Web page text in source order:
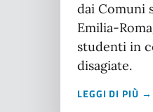
dai Comuni
Emilia-
studenti in
disagiate.
LEGGI DI PIÙ →